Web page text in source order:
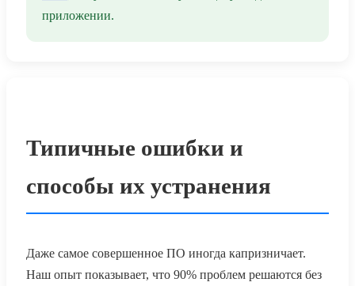
приложении.
Типичные ошибки и
способы их устранения
Даже самое совершенное ПО иногда капризничает.
Наш опыт показывает, что 90% проблем решаются без